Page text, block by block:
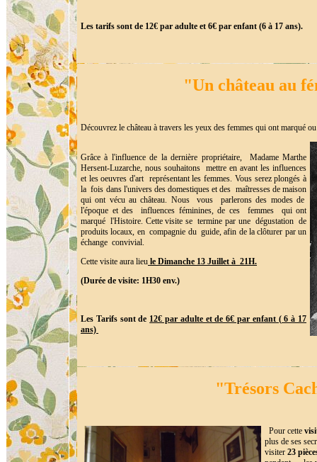
Les tarifs sont de 12€ par adulte et 6€ par enfant (6 à 17 ans).
"Un château au
Découvrez le château à travers les yeux des femmes qui ont marqué
Grâce à l'influence de la dernière propriétaire, Madame Marthe
Hersent-Luzarche, nous souhaitons mettre en avant les influences
et les oeuvres d'art représentant les femmes. Vous serez plongés à
la fois dans l'univers des domestiques et des maîtresses de maison
qui ont vécu au château. Nous vous parlerons des modes de
l'époque et des influences féminines, de ces femmes qui ont
marqué l'Histoire. Cette visite se termine par une dégustation de
produits locaux, en compagnie du guide, afin de la clôturer par un
échange convivial.
Cette visite aura lieu le Dimanche 13 Juillet à 21H.
(Durée de visite: 1H30 env.)
Les Tarifs sont de 12€ par adulte et de 6€ par enfant ( 6 à 17
ans)
"Trésors
Pour cette
plus de ses
visiter 23